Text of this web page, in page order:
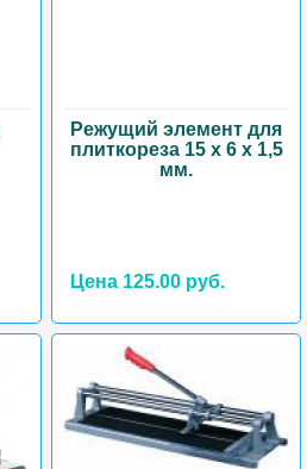
Режущий элемент для
плиткореза 15 х 6 х 1,5
мм.
Цена 125.00 руб.